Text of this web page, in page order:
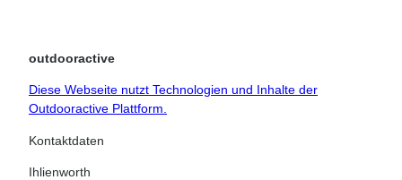
outdooractive
Diese Webseite nutzt Technologien und Inhalte der
Outdooractive Plattform.
Kontaktdaten
Ihlienworth